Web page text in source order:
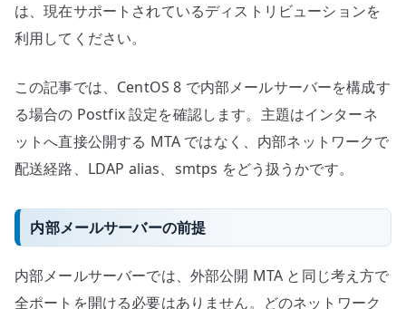
は、現在サポートされているディストリビューションを
利用してください。
この記事では、CentOS 8 で内部メールサーバーを構成す
る場合の Postfix 設定を確認します。主題はインターネ
ットへ直接公開する MTA ではなく、内部ネットワークで
配送経路、LDAP alias、smtps をどう扱うかです。
内部メールサーバーの前提
内部メールサーバーでは、外部公開 MTA と同じ考え方で
全ポートを開ける必要はありません。どのネットワーク